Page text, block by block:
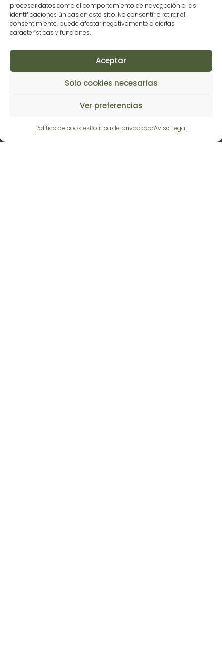
procesar datos como el comportamiento de navegación o las
identificaciones únicas en este sitio. No consentir o retirar el
consentimiento, puede afectar negativamente a ciertas
características y funciones.
Aceptar
Solo cookies necesarias
Ver preferencias
Política de cookiesPolítica de privacidadAviso Legal
Y si no ocurre, el trabajo individual igualmente te
cómo seguir adelante — juntos o no.